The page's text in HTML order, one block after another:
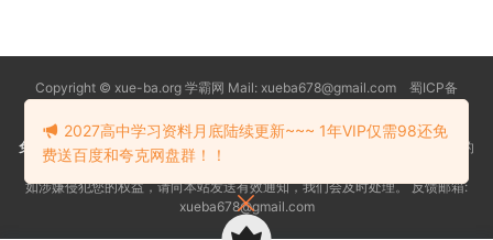
Copyright © xue-ba.org 学霸网 Mail: xueba678@gmail.com 蜀ICP备
常见问题
更新日志 忘记密码本站推荐浏览器：Edge浏览器
免责声明：本站资源均搜索自互联网和网友分享,仅供大家学习交流,不对资料的
真实性和安全性负责！
如涉嫌侵犯您的权益，请向本站发送有效通知，我们会及时处理。 反馈邮箱:
xueba678@gmail.com
2027高中学习资料月底陆续更新~~~ 1年VIP仅需98还免
费送百度和夸克网盘群！！